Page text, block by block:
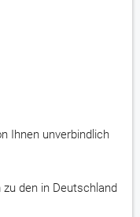
Ihnen unverbindlich
den in Deutschland